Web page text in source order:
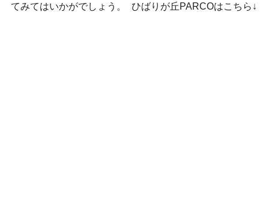
てみてはいかがでしょう。 ひばりが丘PARCOはこちら↓